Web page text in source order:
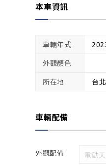
本車資訊
車輛年式
外觀顏色
所在地
台
車輛配備
外觀配備 電動